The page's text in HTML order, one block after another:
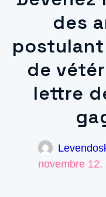
des
de
lettre
novembre 12,